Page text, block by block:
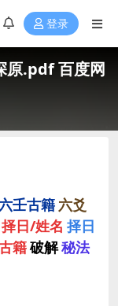
登录
原.pdf 百度网
六壬古籍 六爻
择日/姓名 择日
籍破解秘法